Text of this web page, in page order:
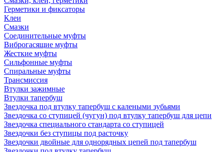
Герметики и фиксаторы
Клеи
Смазки
Соединительные муфты
Виброгасящие муфты
Жесткие муфты
Сильфонные муфты
Спиральные муфты
Трансмиссия
Втулки зажимные
Втулки тапербуш
Звездочка под втулку тапербуш c калеными зубьями
Звездочка со ступицей (чугун) под втулку тапербуш для цепи
Звездочка специального стандарта со ступицей
Звездочки без ступицы под расточку
Звездочки двойные для однорядных цепей под тапербуш